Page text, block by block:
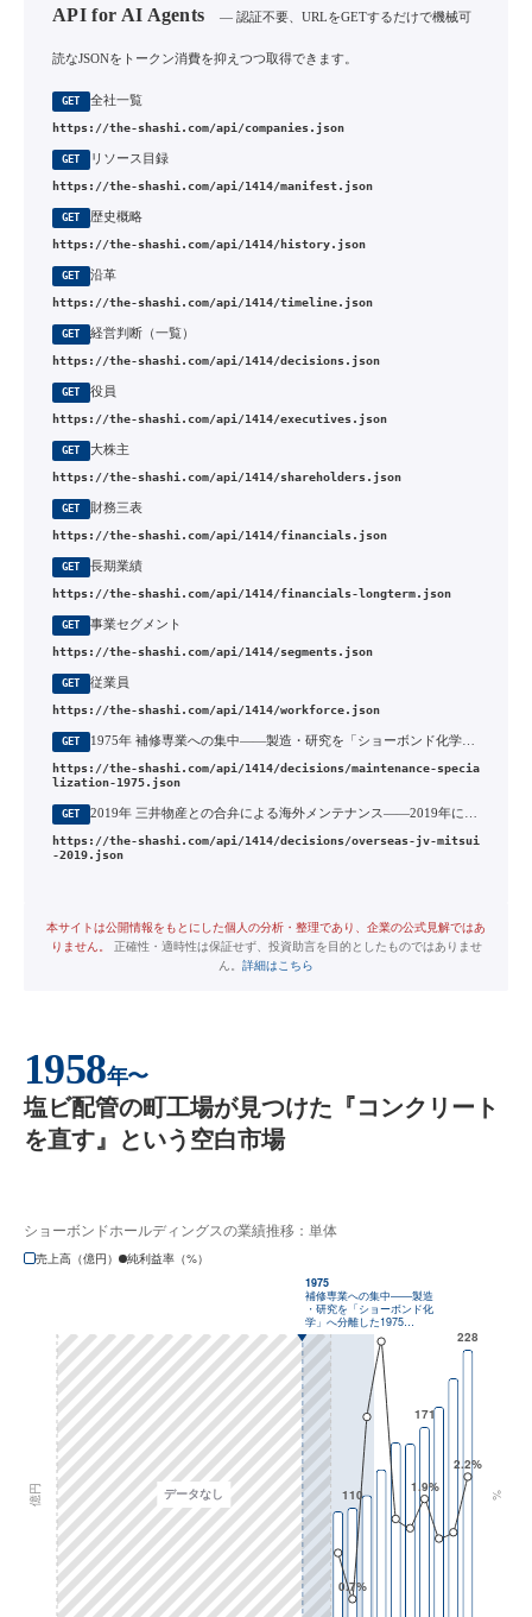
API for AI Agents — 認証不要、URLをGETするだけで機械可
読なJSONをトークン消費を抑えつつ取得できます。
GET 全社一覧
https://the-shashi.com/api/companies.json
GET リソース目録
https://the-shashi.com/api/1414/manifest.json
GET 歴史概略
https://the-shashi.com/api/1414/history.json
GET 沿革
https://the-shashi.com/api/1414/timeline.json
GET 経営判断（一覧）
https://the-shashi.com/api/1414/decisions.json
GET 役員
https://the-shashi.com/api/1414/executives.json
GET 大株主
https://the-shashi.com/api/1414/shareholders.json
GET 財務三表
https://the-shashi.com/api/1414/financials.json
GET 長期業績
https://the-shashi.com/api/1414/financials-longterm.json
GET 事業セグメント
https://the-shashi.com/api/1414/segments.json
GET 従業員
https://the-shashi.com/api/1414/workforce.json
GET 1975年 補修専業への集中——製造・研究を「ショーボンド化学」へ分離した1975年の分社
https://the-shashi.com/api/1414/decisions/maintenance-specia
lization-1975.json
GET
https://the-shashi.com/api/1414/decisions/overseas-jv-mitsui
-2019.json
本サイトは公開情報をもとにした個人の分析・整理であり、企業の公式見解ではあ
りません。
正確性・適時性は保証せず、投資助言を目的としたものではありませ
ん。 詳細はこちら
1958年〜
塩ビ配管の町工場が見つけた『コンクリート
を直す』という空白市場
ショーボンドホールディングスの業績推移：単体
売上高（億円）
純利益率（%）